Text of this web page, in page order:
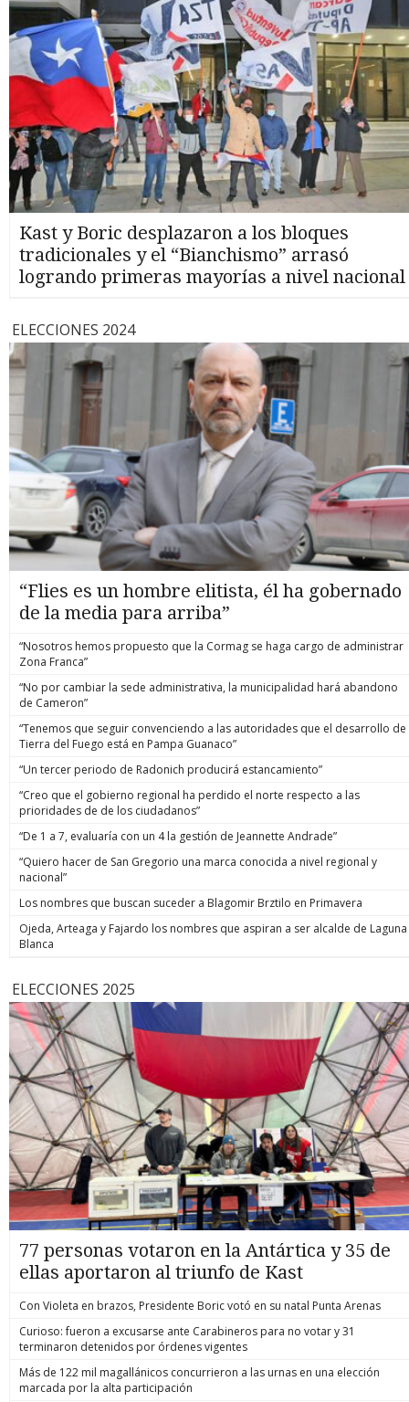
Kast y Boric desplazaron a los bloques
tradicionales y el “Bianchismo” arrasó
logrando primeras mayorías a nivel nacional
ELECCIONES 2024
“Flies es un hombre elitista, él ha gobernado
de la media para arriba”
“Nosotros hemos propuesto que la Cormag se haga cargo de administrar
Zona Franca”
“No por cambiar la sede administrativa, la municipalidad hará abandono
de Cameron”
“Tenemos que seguir convenciendo a las autoridades que el desarrollo de
Tierra del Fuego está en Pampa Guanaco”
“Un tercer periodo de Radonich producirá estancamiento”
“Creo que el gobierno regional ha perdido el norte respecto a las
prioridades de de los ciudadanos”
“De 1 a 7, evaluaría con un 4 la gestión de Jeannette Andrade”
“Quiero hacer de San Gregorio una marca conocida a nivel regional y
nacional”
Los nombres que buscan suceder a Blagomir Brztilo en Primavera
Ojeda, Arteaga y Fajardo los nombres que aspiran a ser alcalde de Laguna
Blanca
ELECCIONES 2025
77 personas votaron en la Antártica y 35 de
ellas aportaron al triunfo de Kast
Con Violeta en brazos, Presidente Boric votó en su natal Punta Arenas
Curioso: fueron a excusarse ante Carabineros para no votar y 31
terminaron detenidos por órdenes vigentes
Más de 122 mil magallánicos concurrieron a las urnas en una elección
marcada por la alta participación